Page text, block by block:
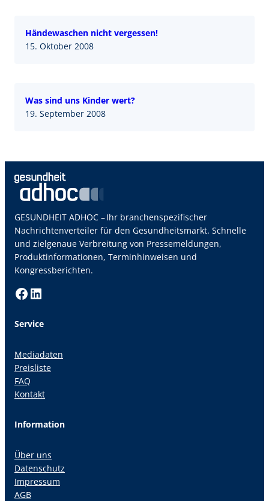
Händewaschen nicht vergessen!
15. Oktober 2008
Was sind uns Kinder wert?
19. September 2008
GESUNDHEIT ADHOC – Ihr branchenspezifischer
Nachrichtenverteiler für den Gesundheitsmarkt. Schnelle
und zielgenaue Verbreitung von Pressemeldungen,
Produktinformationen, Terminhinweisen und
Kongressberichten.
Facebook LinkedIn
Service
Mediadaten
Preisliste
FAQ
Kontakt
Information
Über uns
Datenschutz
Impressum
AGB